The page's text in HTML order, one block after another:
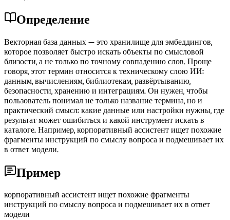
Определение
Векторная база данных — это хранилище для эмбеддингов,
которое позволяет быстро искать объекты по смысловой
близости, а не только по точному совпадению слов. Проще
говоря, этот термин относится к техническому слою ИИ:
данным, вычислениям, библиотекам, развёртыванию,
безопасности, хранению и интеграциям. Он нужен, чтобы
пользователь понимал не только название термина, но и
практический смысл: какие данные или настройки нужны, где
результат может ошибиться и какой инструмент искать в
каталоге. Например, корпоративный ассистент ищет похожие
фрагменты инструкций по смыслу вопроса и подмешивает их
в ответ модели.
Пример
корпоративный ассистент ищет похожие фрагменты
инструкций по смыслу вопроса и подмешивает их в ответ
модели